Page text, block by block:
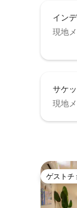
イン
現地
サケ
現地
ゲストチ
ゲストチ